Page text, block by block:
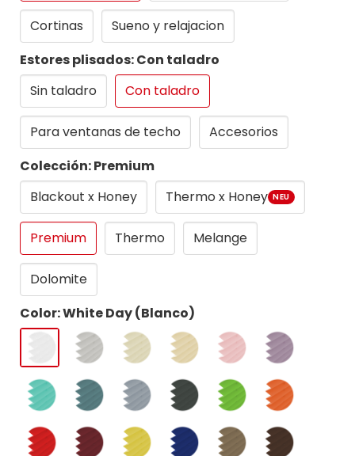
Cortinas
Sueno y relajacion
Estores plisados: Con taladro
Sin taladro
Con taladro
Para ventanas de techo
Accesorios
Colección: Premium
Blackout x Honey
Thermo x Honey NEU
Premium Thermo Melange
Dolomite
Color: White Day (Blanco)